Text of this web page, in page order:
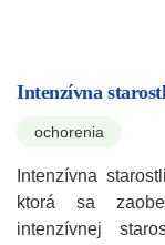
Intenzívna
ochorenia
Intenzívna
ktorá sa
intenzívnej